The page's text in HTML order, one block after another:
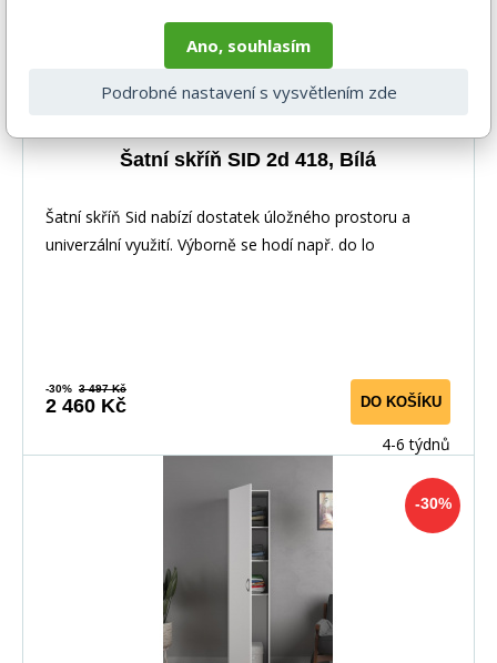
Šatní skříň SID 2d 418, Bílá
Šatní skříň Sid nabízí dostatek úložného prostoru a
univerzální využití. Výborně se hodí např. do lo
-30% 3 497 Kč
2 460 Kč DO KOŠÍKU
4-6 týdnů
-30%
Ano, souhlasím
Podrobné nastavení s vysvětlením zde